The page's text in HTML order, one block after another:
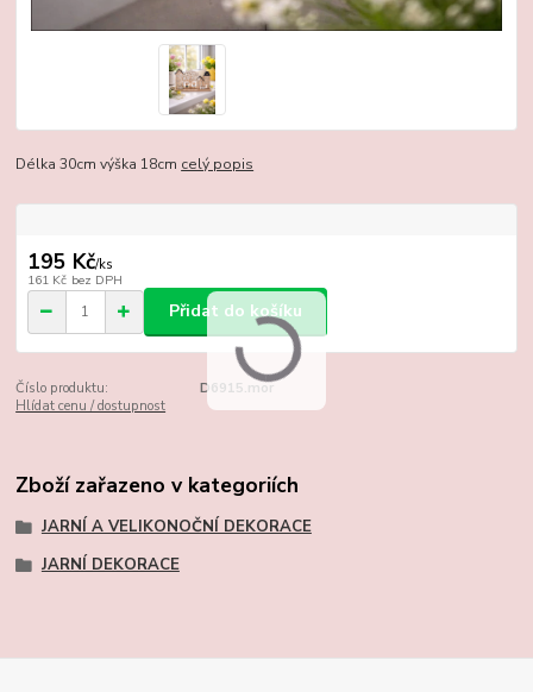
Délka 30cm výška 18cm celý popis
195 Kč/ks
161 Kč bez DPH
Přidat do košíku
Číslo produktu:
D6915.mor
Hlídat cenu / dostupnost
Zboží zařazeno v kategoriích
JARNÍ A VELIKONOČNÍ DEKORACE
JARNÍ DEKORACE